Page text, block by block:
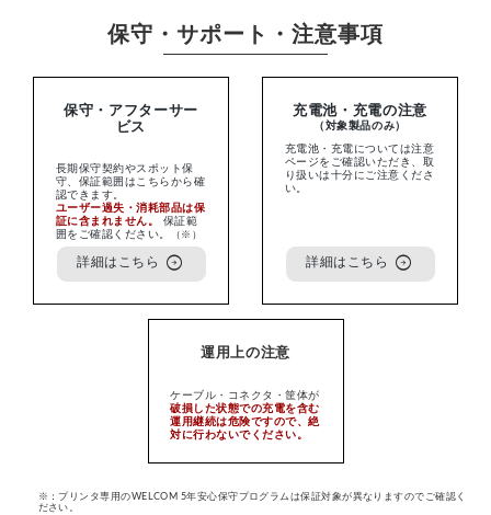
保守・サポート・注意事項
保守・アフターサー
ビス
長期保守契約やスポット保
守、保証範囲はこちらから確
認できます。
ユーザー過失・消耗部品は保
証に含まれません。
保証範
囲をご確認ください。
（※）
詳細はこちら arrow_circle_right
充電池・充電の注意
（対象製品のみ）
充電池・充電については注意
ページをご確認いただき、取
り扱いは十分にご注意くださ
い。
詳細はこちら arrow_circle_right
運用上の注意
ケーブル・コネクタ・筐体が
破損した状態での充電を含む
運用継続は危険ですので、絶
対に行わないでください。
※：プリンタ専用のWELCOM 5年安心保守プログラムは保証対象が異なりますのでご確認く
ださい。